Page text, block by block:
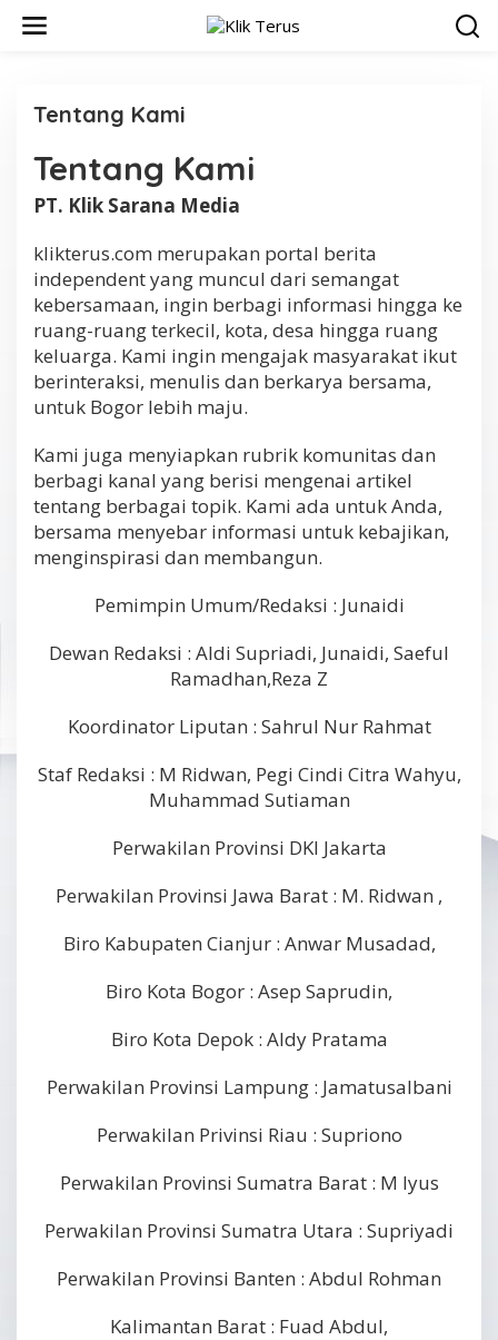
Tentang Kami
|
9
O
O
B
E
R
0
1
8
O
E
L
I
K
A
D
M
I
N
Tentang Kami
PT. Klik Sarana Media
klikterus.com merupakan portal berita
independent yang muncul dari semangat
kebersamaan, ingin berbagi informasi hingga ke
ruang-ruang terkecil, kota, desa hingga ruang
keluarga. Kami ingin mengajak masyarakat ikut
berinteraksi, menulis dan berkarya bersama,
untuk Bogor lebih maju.
Kami juga menyiapkan rubrik komunitas dan
berbagi kanal yang berisi mengenai artikel
tentang berbagai topik. Kami ada untuk Anda,
bersama menyebar informasi untuk kebajikan,
menginspirasi dan membangun.
Pemimpin Umum/Redaksi : Junaidi
Dewan Redaksi : Aldi Supriadi, Junaidi, Saeful
Ramadhan,Reza Z
Koordinator Liputan : Sahrul Nur Rahmat
Staf Redaksi : M Ridwan, Pegi Cindi Citra Wahyu,
Muhammad Sutiaman
Perwakilan Provinsi DKI Jakarta
Perwakilan Provinsi Jawa Barat : M. Ridwan ,
Biro Kabupaten Cianjur : Anwar Musadad,
Biro Kota Bogor : Asep Saprudin,
Biro Kota Depok : Aldy Pratama
Perwakilan Provinsi Lampung : Jamatusalbani
Perwakilan Privinsi Riau : Supriono
Perwakilan Provinsi Sumatra Barat : M Iyus
Perwakilan Provinsi Sumatra Utara : Supriyadi
Perwakilan Provinsi Banten : Abdul Rohman
Kalimantan Barat : Fuad Abdul,